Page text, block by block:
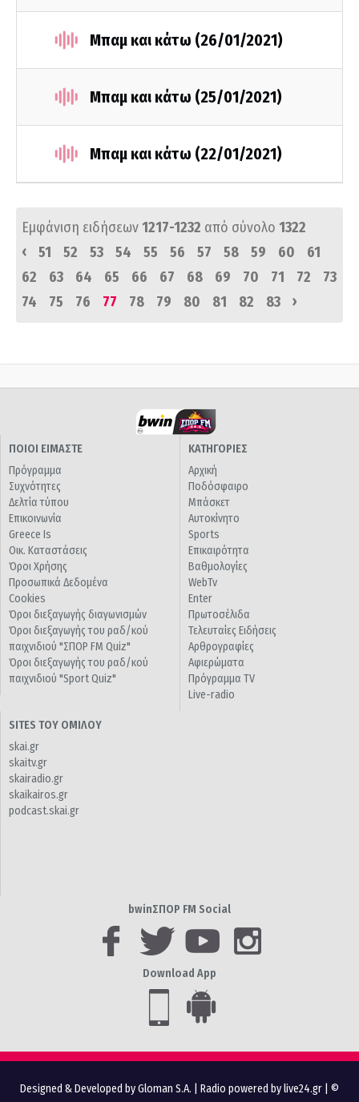
Μπαμ και κάτω (26/01/2021)
Μπαμ και κάτω (25/01/2021)
Μπαμ και κάτω (22/01/2021)
Εμφάνιση ειδήσεων1217-1232 από σύνολο 1322
‹
51 52 53 54 55 56 57 58 59 60
61
62
63 64 65 66 67 68 69 70 71 72
73
74
75 76 77 78 79 80 81 82 83 ›
ΠΟΙΟΙ ΕΙΜΑΣΤΕ
Πρόγραμμα
Συχνότητες
Δελτία τύπου
Επικοινωνία
Greece Is
Οικ. Καταστάσεις
Όροι Χρήσης
Προσωπικά Δεδομένα
Cookies
Όροι διεξαγωγής διαγωνισμών
Όροι διεξαγωγής του ραδ/κού
παιχνιδιού "ΣΠΟΡ FM Quiz"
Όροι διεξαγωγής του ραδ/κού
παιχνιδιού "Sport Quiz"
ΚΑΤΗΓΟΡΙΕΣ
Αρχική
Ποδόσφαιρο
Μπάσκετ
Αυτοκίνητο
Sports
Επικαιρότητα
Βαθμολογίες
WebTv
Enter
Πρωτοσέλιδα
Τελευταίες Ειδήσεις
Αρθρογραφίες
Αφιερώματα
Πρόγραμμα TV
Live-radio
SITES ΤΟΥ ΟΜΙΛΟΥ
skai.gr
skaitv.gr
skairadio.gr
skaikairos.gr
podcast.skai.gr
bwinΣΠΟΡ FM Social
Download App
Designed & Developed by Gloman S.A. Radio powered by live24.gr | ©